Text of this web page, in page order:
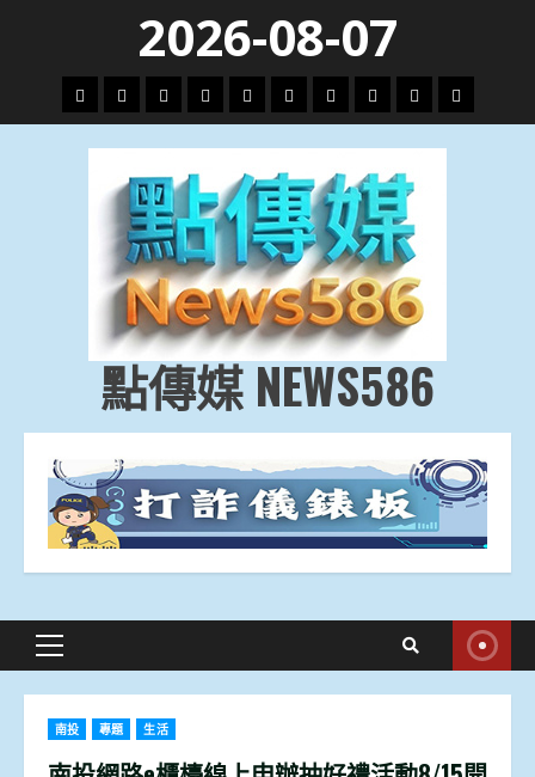
content
2026-08-07
頭
條
財
經
地
方.
會
文
教.
技
專
題
娛
樂
劇
政
治
國
際
運
動
生
活
點傳媒 NEWS586
Primary
南投 專題 生活